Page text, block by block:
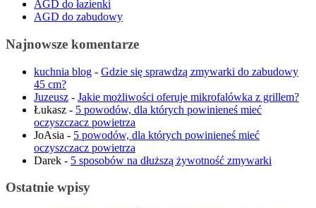
AGD do łazienki
AGD do zabudowy
Najnowsze komentarze
kuchnia blog - Gdzie się sprawdzą zmywarki do zabudowy
45 cm?
Juzeusz - Jakie możliwości oferuje mikrofalówka z grillem?
Łukasz - 5 powodów, dla których powinieneś mieć
oczyszczacz powietrza
JoAsia - 5 powodów, dla których powinieneś mieć
oczyszczacz powietrza
Darek - 5 sposobów na dłuższą żywotność zmywarki
Ostatnie wpisy